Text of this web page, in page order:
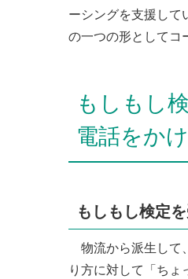
ーシングを支援して
の一つの形としてコ
もしもし
電話をか
もしもし検定
物流から派生して
り方に対して「ち